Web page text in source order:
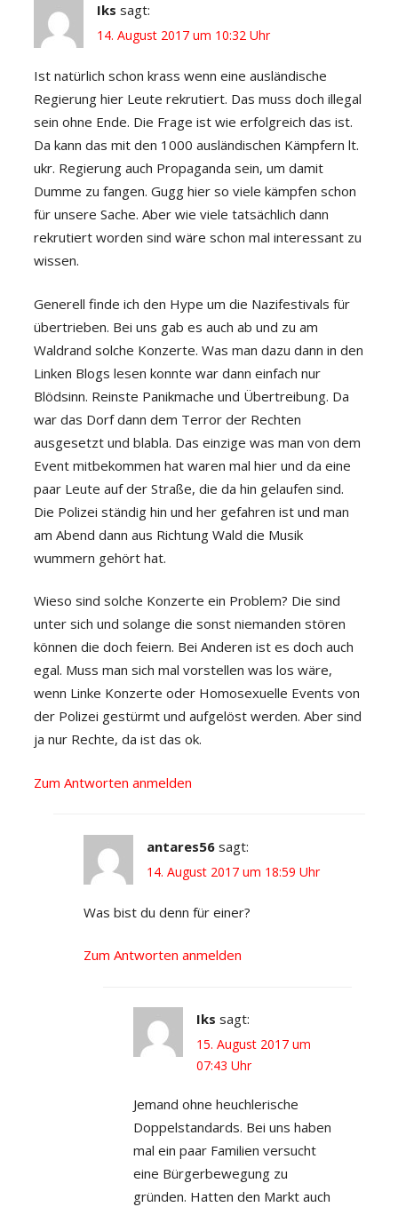
Iks sagt:
14. August 2017 um 10:32 Uhr
Ist natürlich schon krass wenn eine ausländische
Regierung hier Leute rekrutiert. Das muss doch illegal
sein ohne Ende. Die Frage ist wie erfolgreich das ist.
Da kann das mit den 1000 ausländischen Kämpfern lt.
ukr. Regierung auch Propaganda sein, um damit
Dumme zu fangen. Gugg hier so viele kämpfen schon
für unsere Sache. Aber wie viele tatsächlich dann
rekrutiert worden sind wäre schon mal interessant zu
wissen.
Generell finde ich den Hype um die Nazifestivals für
übertrieben. Bei uns gab es auch ab und zu am
Waldrand solche Konzerte. Was man dazu dann in den
Linken Blogs lesen konnte war dann einfach nur
Blödsinn. Reinste Panikmache und Übertreibung. Da
war das Dorf dann dem Terror der Rechten
ausgesetzt und blabla. Das einzige was man von dem
Event mitbekommen hat waren mal hier und da eine
paar Leute auf der Straße, die da hin gelaufen sind.
Die Polizei ständig hin und her gefahren ist und man
am Abend dann aus Richtung Wald die Musik
wummern gehört hat.
Wieso sind solche Konzerte ein Problem? Die sind
unter sich und solange die sonst niemanden stören
können die doch feiern. Bei Anderen ist es doch auch
egal. Muss man sich mal vorstellen was los wäre,
wenn Linke Konzerte oder Homosexuelle Events von
der Polizei gestürmt und aufgelöst werden. Aber sind
ja nur Rechte, da ist das ok.
Zum Antworten anmelden
antares56 sagt:
14. August 2017 um 18:59 Uhr
Was bist du denn für einer?
Zum Antworten anmelden
Iks sagt:
15. August 2017 um
07:43 Uhr
Jemand ohne heuchlerische
Doppelstandards. Bei uns haben
mal ein paar Familien versucht
eine Bürgerbewegung zu
gründen. Hatten den Markt auch